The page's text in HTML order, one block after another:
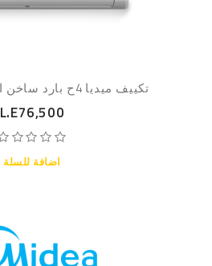
تكييف ميديا 4ح بارد ساخن انفرتر ميشن برو
L.E76,500
اضافة للسلة